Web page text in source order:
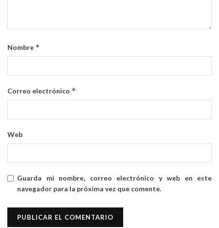
Nombre *
Correo electrónico *
Web
Guarda mi nombre, correo electrónico y web en este
navegador para la próxima vez que comente.